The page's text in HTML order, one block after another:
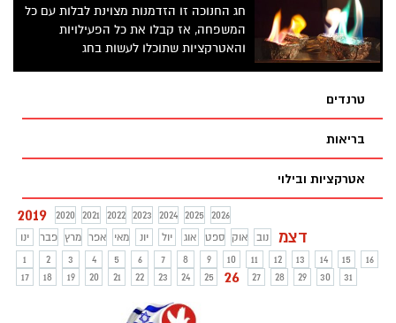
חג החנוכה זו הזדמנות מצוינת לבלות עם כל
המשפחה, אז קבלו את כל הפעילויות
והאטרקציות שתוכלו לעשות בחג
טרנדים
בריאות
אטרקציות ובילוי
2019 2020 2021 2022 2023 2024 2025
2026
ינו
פבר מרץ אפר מאי יונ יול אוג ספט אוק נוב דצמ
1 2 3 4 5 6 7 8 9 10 11 12 13 14 15
16
17
18 19 20 21 22 23 24 25 26 27 28 29 30 31